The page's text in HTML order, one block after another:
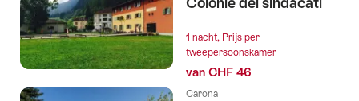
1 nacht, Prijs per
tweepersoonskamer
van CHF 46
Carona